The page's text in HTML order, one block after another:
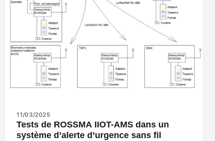
11/03/2025
Tests de ROSSMA IIOT-AMS dans un
système d’alerte d’urgence sans fil